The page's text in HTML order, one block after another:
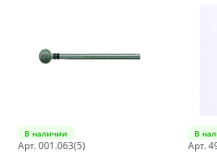
В наличии
Арт. 001.063(5)
В
Арт.